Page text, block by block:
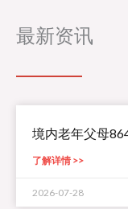
最新资讯
境内老年父母
了解详情 >>
2026-07-28